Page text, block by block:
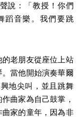
說：「教授！你們
蹈音樂。我們要跳
老朋友從座位上站
當他開始演奏華爾
地尖叫，並且跳舞
曲家為自己鼓掌，
家的童年，因為非